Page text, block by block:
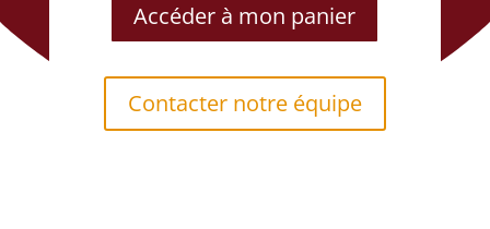
Accéder à mon panier
Contacter notre équipe